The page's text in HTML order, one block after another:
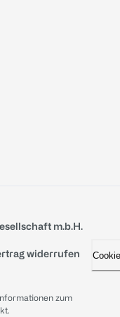
m.b.H.
widerrufen
zum